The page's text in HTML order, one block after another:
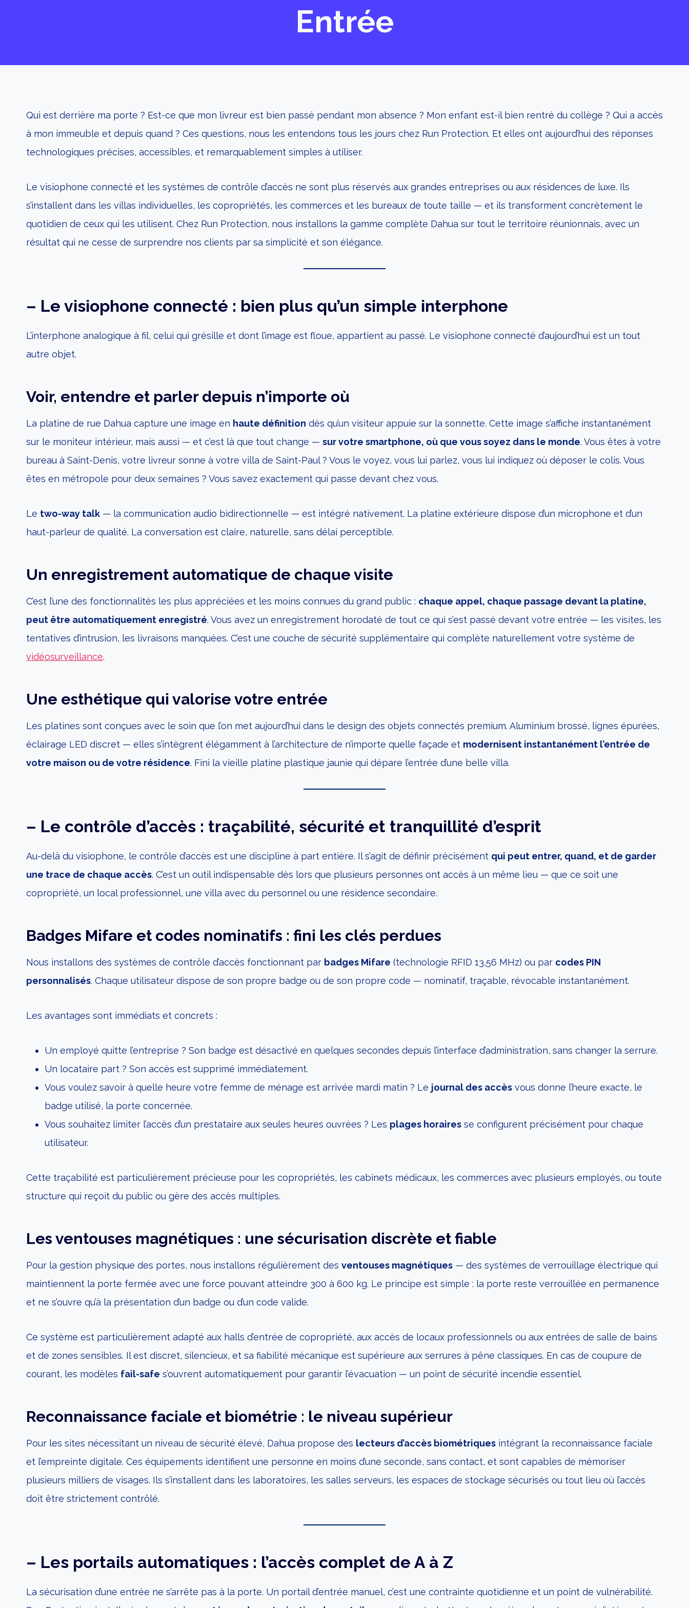
Entrée
Qui est derrière ma porte ? Est-ce que mon livreur est bien passé pendant mon absence ? Mon enfant est-il bien rentré du collège ? Qui a accès
à mon immeuble et depuis quand ? Ces questions, nous les entendons tous les jours chez Run Protection. Et elles ont aujourd’hui des réponses
technologiques précises, accessibles, et remarquablement simples à utiliser.
Le visiophone connecté et les systèmes de contrôle d’accès ne sont plus réservés aux grandes entreprises ou aux résidences de luxe. Ils
s’installent dans les villas individuelles, les copropriétés, les commerces et les bureaux de toute taille — et ils transforment concrètement le
quotidien de ceux qui les utilisent. Chez Run Protection, nous installons la gamme complète Dahua sur tout le territoire réunionnais, avec un
résultat qui ne cesse de surprendre nos clients par sa simplicité et son élégance.
– Le visiophone connecté : bien plus qu’un simple interphone
L’interphone analogique à fil, celui qui grésille et dont l’image est floue, appartient au passé. Le visiophone connecté d’aujourd’hui est un tout
autre objet.
Voir, entendre et parler depuis n’importe où
La platine de rue Dahua capture une image en haute définition dès qu’un visiteur appuie sur la sonnette. Cette image s’affiche instantanément
sur le moniteur intérieur, mais aussi — et c’est là que tout change — sur votre smartphone, où que vous soyez dans le monde. Vous êtes à votre
bureau à Saint-Denis, votre livreur sonne à votre villa de Saint-Paul ? Vous le voyez, vous lui parlez, vous lui indiquez où déposer le colis. Vous
êtes en métropole pour deux semaines ? Vous savez exactement qui passe devant chez vous.
Le two-way talk — la communication audio bidirectionnelle — est intégré nativement. La platine extérieure dispose d’un microphone et d’un
haut-parleur de qualité. La conversation est claire, naturelle, sans délai perceptible.
Un enregistrement automatique de chaque visite
C’est l’une des fonctionnalités les plus appréciées et les moins connues du grand public : chaque appel, chaque passage devant la platine,
peut être automatiquement enregistré. Vous avez un enregistrement horodaté de tout ce qui s’est passé devant votre entrée — les visites, les
tentatives d’intrusion, les livraisons manquées. C’est une couche de sécurité supplémentaire qui complète naturellement votre système de
vidéosurveillance.
Une esthétique qui valorise votre entrée
Les platines sont conçues avec le soin que l’on met aujourd’hui dans le design des objets connectés premium. Aluminium brossé, lignes épurées,
éclairage LED discret — elles s’intègrent élégamment à l’architecture de n’importe quelle façade et modernisent instantanément l’entrée de
votre maison ou de votre résidence. Fini la vieille platine plastique jaunie qui dépare l’entrée d’une belle villa.
– Le contrôle d’accès : traçabilité, sécurité et tranquillité d’esprit
Au-delà du visiophone, le contrôle d’accès est une discipline à part entière. Il s’agit de définir précisément qui peut entrer, quand, et de garder
une trace de chaque accès. C’est un outil indispensable dès lors que plusieurs personnes ont accès à un même lieu — que ce soit une
copropriété, un local professionnel, une villa avec du personnel ou une résidence secondaire.
Badges Mifare et codes nominatifs : fini les clés perdues
Nous installons des systèmes de contrôle d’accès fonctionnant par badges Mifare (technologie RFID 13,56 MHz) ou par codes PIN
personnalisés. Chaque utilisateur dispose de son propre badge ou de son propre code — nominatif, traçable, révocable instantanément.
Les avantages sont immédiats et concrets :
Un employé quitte l’entreprise ? Son badge est désactivé en quelques secondes depuis l’interface d’administration, sans changer la serrure.
Un locataire part ? Son accès est supprimé immédiatement.
Vous voulez savoir à quelle heure votre femme de ménage est arrivée mardi matin ? Le journal des accès vous donne l’heure exacte, le
badge utilisé, la porte concernée.
Vous souhaitez limiter l’accès d’un prestataire aux seules heures ouvrées ? Les plages horaires se configurent précisément pour chaque
utilisateur.
Cette traçabilité est particulièrement précieuse pour les copropriétés, les cabinets médicaux, les commerces avec plusieurs employés, ou toute
structure qui reçoit du public ou gère des accès multiples.
Les ventouses magnétiques : une sécurisation discrète et fiable
Pour la gestion physique des portes, nous installons régulièrement des ventouses magnétiques — des systèmes de verrouillage électrique qui
maintiennent la porte fermée avec une force pouvant atteindre 300 à 600 kg. Le principe est simple : la porte reste verrouillée en permanence
et ne s’ouvre qu’à la présentation d’un badge ou d’un code valide.
Ce système est particulièrement adapté aux halls d’entrée de copropriété, aux accès de locaux professionnels ou aux entrées de salle de bains
et de zones sensibles. Il est discret, silencieux, et sa fiabilité mécanique est supérieure aux serrures à pêne classiques. En cas de coupure de
courant, les modèles fail-safe s’ouvrent automatiquement pour garantir l’évacuation — un point de sécurité incendie essentiel.
Reconnaissance faciale et biométrie : le niveau supérieur
Pour les sites nécessitant un niveau de sécurité élevé, Dahua propose des lecteurs d’accès biométriques intégrant la reconnaissance faciale
et l’empreinte digitale. Ces équipements identifient une personne en moins d’une seconde, sans contact, et sont capables de mémoriser
plusieurs milliers de visages. Ils s’installent dans les laboratoires, les salles serveurs, les espaces de stockage sécurisés ou tout lieu où l’accès
doit être strictement contrôlé.
– Les portails automatiques : l’accès complet de A à Z
La sécurisation d’une entrée ne s’arrête pas à la porte. Un portail d’entrée manuel, c’est une contrainte quotidienne et un point de vulnérabilité.